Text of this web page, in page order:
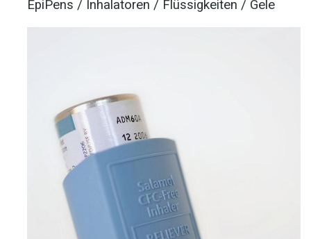
EpiPens / Inhalatoren / Flüssigkeiten / Gele